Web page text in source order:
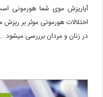
آیاریزش موی شما هورمونی
اختلالات هورمونی موثر بر
در زنان و مردان برررسی میشود